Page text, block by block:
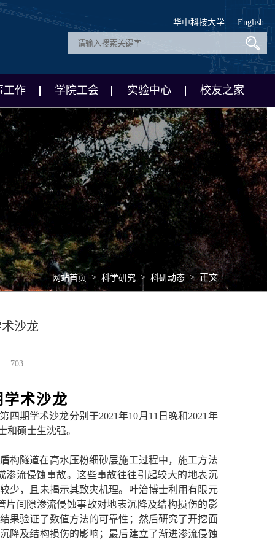
华中科技大学 English
工作 学院工会 实验中心 校友之家
网站首页 > 科学研究 > 科研动态 >正文
沙龙
703
术沙龙
四期学术沙龙分别于2021年10月11日晚和2021 年
和硕士生沈强。
构隧道在高水压粉细砂层施工过程中，施工方法
流侵蚀事故。这些事故往往引起较大的地表沉
少，且未揭示其致灾机理。 叶治博士利用有限元
片间隙渗流侵蚀事故对地表沉降及结构损伤的影
果验证了数值方法的可靠性；然后研究了开挖面
降及结构损伤的影响；最后建立了渐进渗流侵蚀